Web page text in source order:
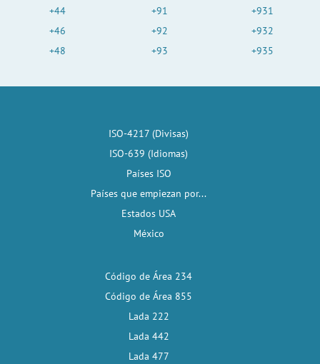
+44
+46
+48
+91
+92
+93
+931
+932
+935
ISO-4217 (Divisas)
ISO-639 (Idiomas)
Países ISO
Países que empiezan por...
Estados USA
México
Código de Área 234
Código de Área 855
Lada 222
Lada 442
Lada 477